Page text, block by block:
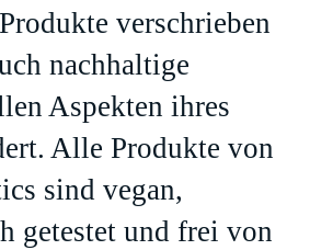
verschrieben
nachhaltige
Aspekten ihres
Alle Produkte von
sind vegan,
getestet und frei von